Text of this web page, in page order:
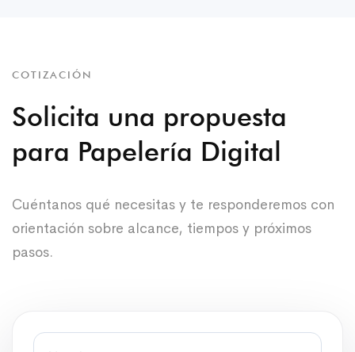
COTIZACIÓN
Solicita una propuesta
para Papelería Digital
Cuéntanos qué necesitas y te responderemos con
orientación sobre alcance, tiempos y próximos
pasos.